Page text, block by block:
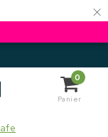
×
0
Panier